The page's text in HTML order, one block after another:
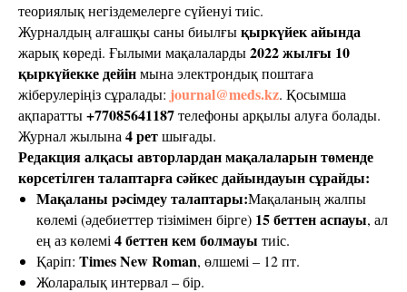
теориялық негіздемелерге сүйенуі тиіс.
Журналдың алғашқы саны биылғықыркүйек айында
жарық көреді. Ғылыми мақалаларды2022 жылғы 10
қыркүйекке дейінмына электрондық поштаға
жіберулеріңіз сұралады: journal@meds.kz. Қосымша
ақпаратты+77085641187телефоны арқылы алуға болады.
Журнал жылына 4 ретшығады.
Редакция алқасы авторлардан мақалаларын төменде
көрсетілген талаптарға сәйкес дайындауын сұрайды:
Мақаланы рәсімдеу талаптары:Мақаланың жалпы
көлемі (әдебиеттер тізімімен бірге) 15 беттен аспауы, ал
ең аз көлемі 4 беттен кем болмауы тиіс.
Қаріп: Times New Roman, өлшемі – 12 пт.
Жоларалық интервал – бір.